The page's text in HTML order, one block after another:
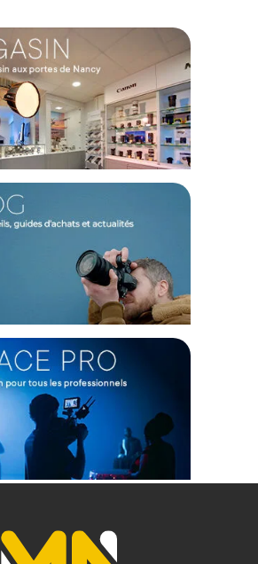
vous permettant de le transporter
il a été dessiné pour ne jamais
ou le compartiment batterie,
des performances et de la sécurité en
train d'atterrissage pliable
Dji Neo 2 :
2
: 86,7 x 59,1 x 38,2 mm
: 120 x 102,5 x 43 mm
pliable SmallRig 5930
08-2026 inclus.
train d'atterrissage pliable pour Dji
- Achat & prix :
6941590028392
estimés, hors remises au panier, basé